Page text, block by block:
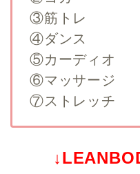
③筋トレ
④ダンス
⑤カーディオ
⑥マッサージ
⑦ストレッチ